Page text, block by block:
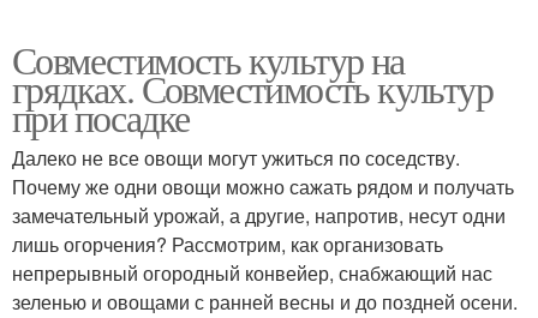
Совместимость культур на
грядках. Совместимость культур
при посадке
Далеко не все овощи могут ужиться по соседству.
Почему же одни овощи можно сажать рядом и получать
замечательный урожай, а другие, напротив, несут одни
лишь огорчения? Рассмотрим, как организовать
непрерывный огородный конвейер, снабжающий нас
зеленью и овощами с ранней весны и до поздней осени.